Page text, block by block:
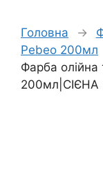
Головна →
Pebeo 200мл
Фарба олійна